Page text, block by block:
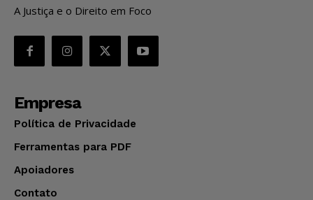
A Justiça e o Direito em Foco
Empresa
Política de Privacidade
Ferramentas para PDF
Apoiadores
Contato